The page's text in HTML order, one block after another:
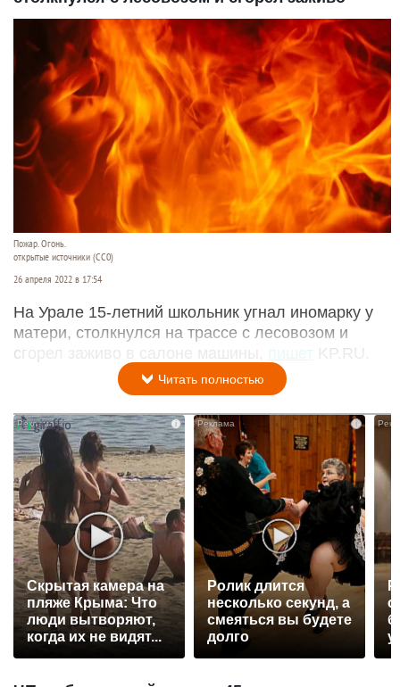
Пожар. Огонь.
открытые источники (CC0)
26 апреля 2022 в 17:54
На Урале 15-летний школьник угнал иномарку у
матери, столкнулся на трассе с лесовозом и
сгорел заживо в салоне машины,
KP.RU.
Читать полностью
i
Скрытая камера на
пляже Крыма: Что
люди вытворяют,
когда их не видят...
Ролик длится
несколько секунд, а
смеяться вы будете
долго